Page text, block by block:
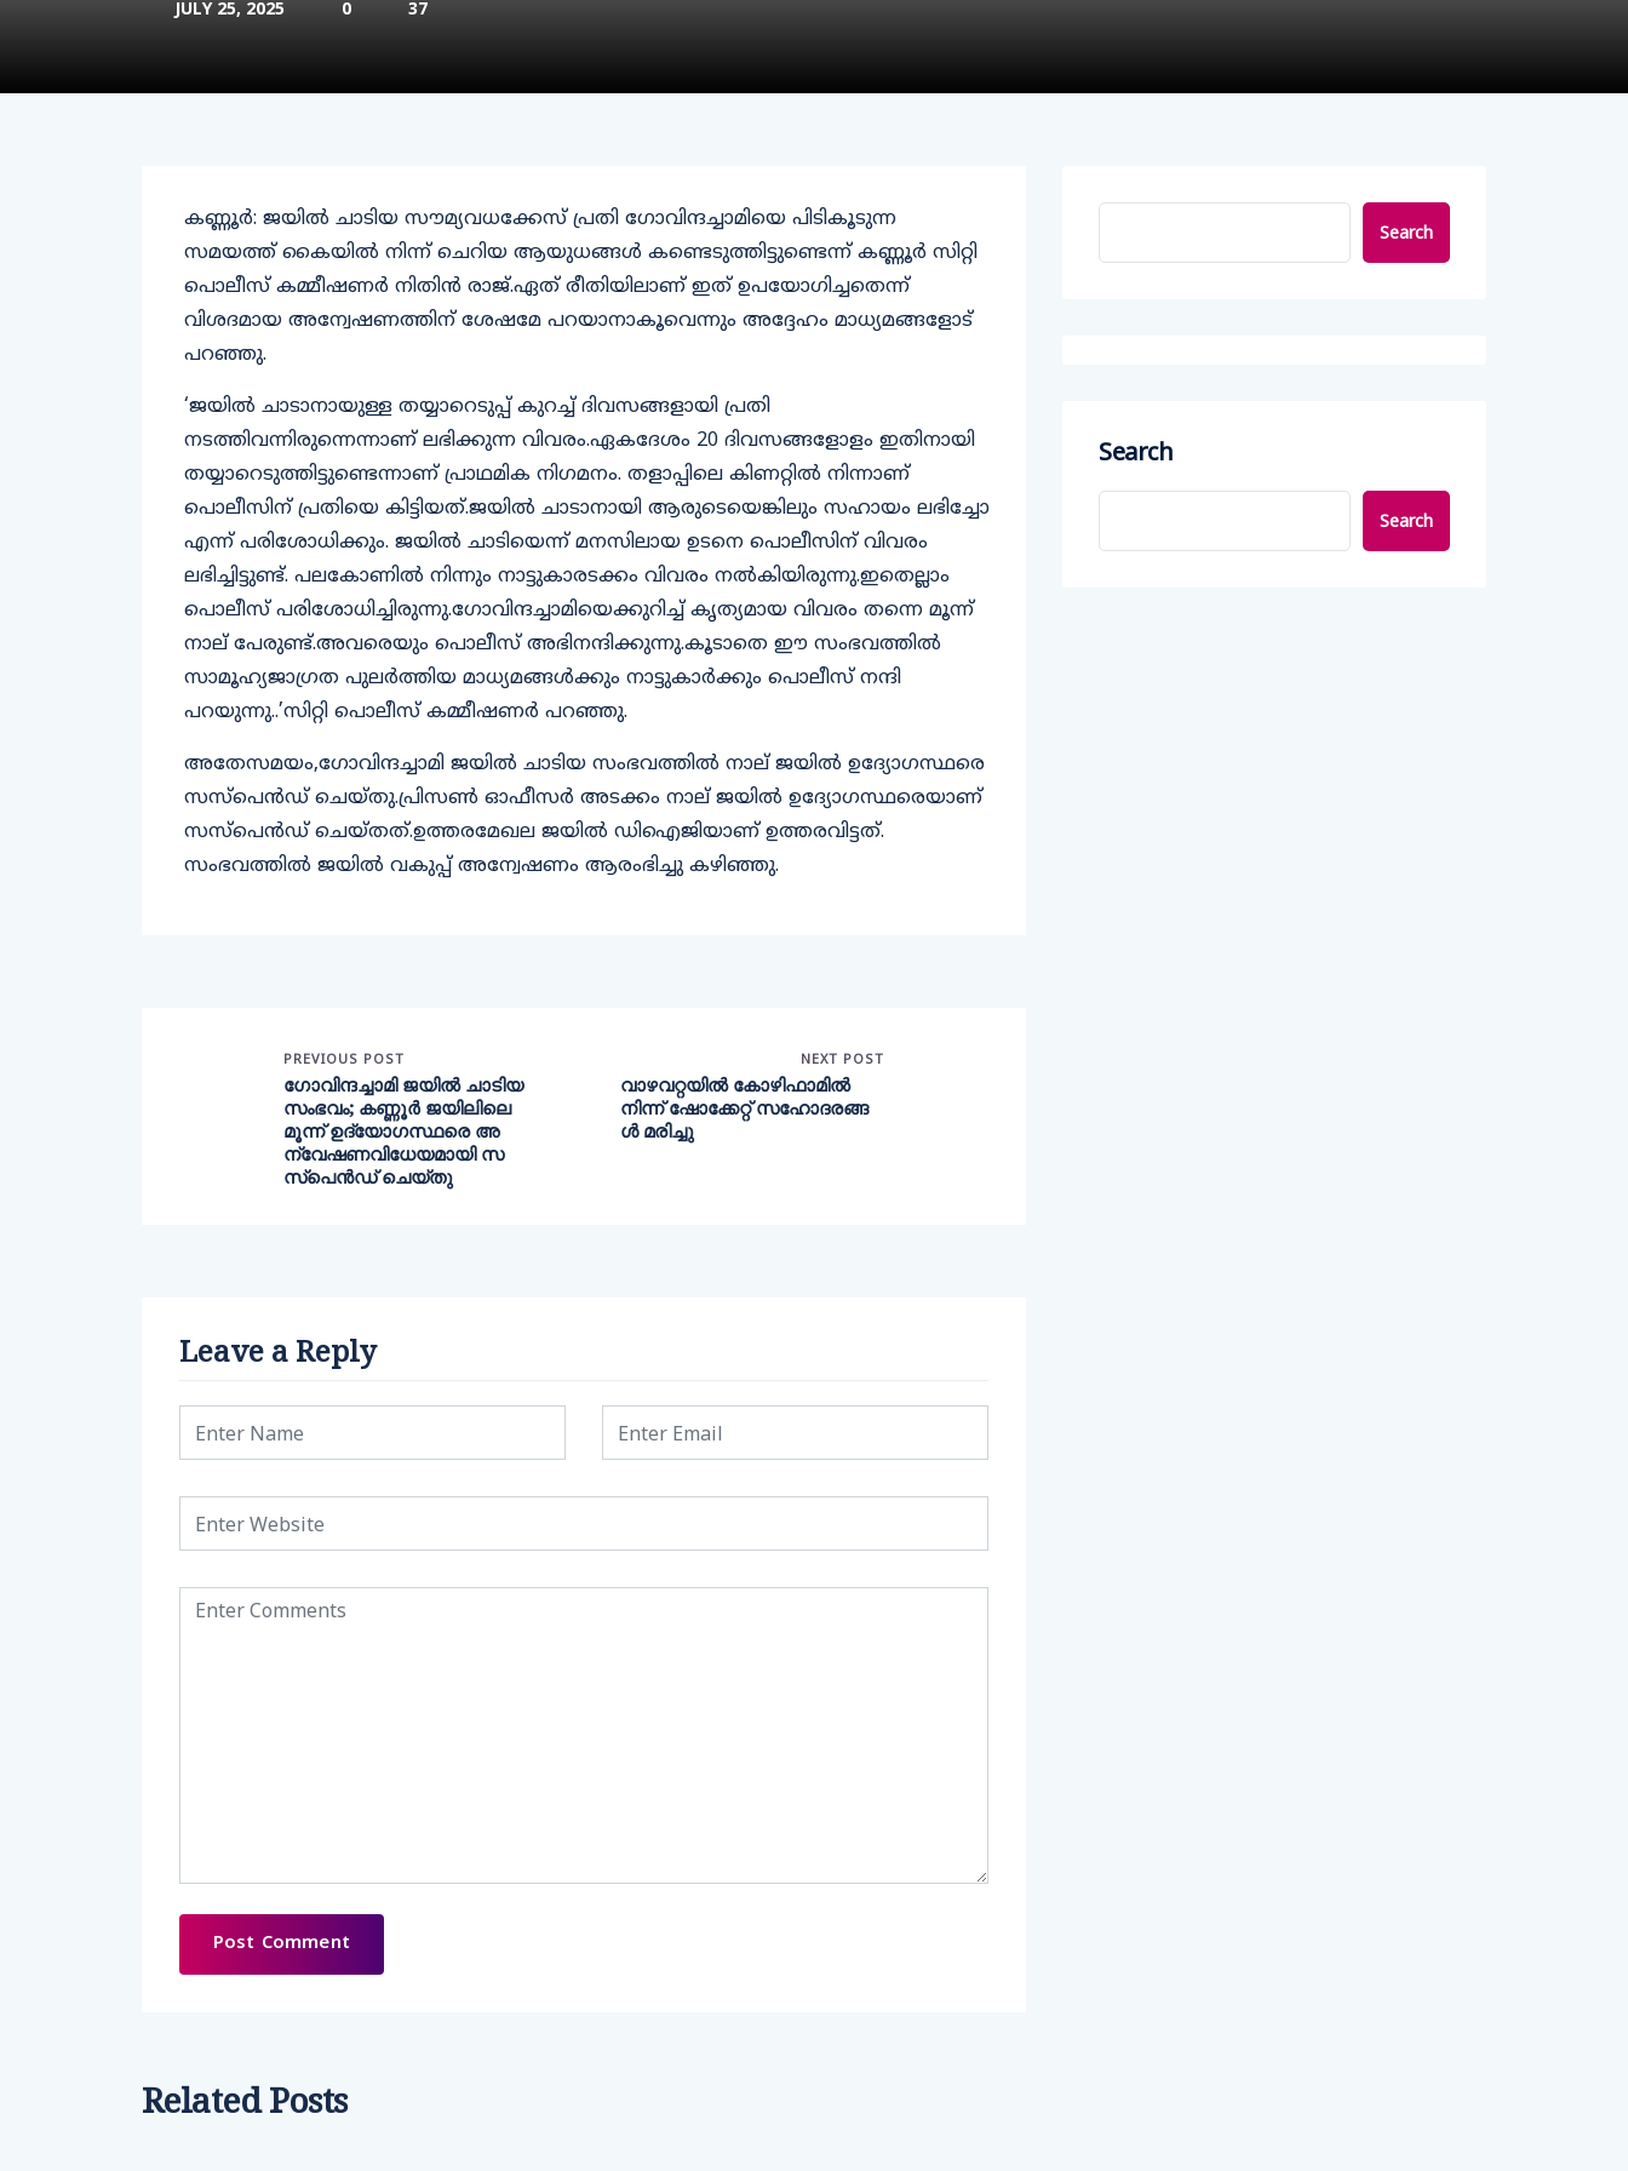
JULY 25, 2025 0 37
കണ്ണൂര്‍: ജയില്‍ ചാടിയ സൗമ്യവധക്കേസ് പ്രതി ഗോവിന്ദച്ചാമിയെ പിടികൂടുന്ന
സമയത്ത് കൈയില്‍ നിന്ന് ചെറിയ ആയുധങ്ങള്‍ കണ്ടെടുത്തിട്ടുണ്ടെന്ന് കണ്ണൂര്‍ സിറ്റി
പൊലീസ് കമ്മീഷണര്‍ നിതിന്‍ രാജ്.ഏത് രീതിയിലാണ് ഇത് ഉപയോഗിച്ചതെന്ന്
വിശദമായ അന്വേഷണത്തിന് ശേഷമേ പറയാനാകൂവെന്നും അദ്ദേഹം മാധ്യമങ്ങളോട്
പറഞ്ഞു.
‘ജയില്‍ ചാടാനായുള്ള തയ്യാറെടുപ്പ് കുറച്ച് ദിവസങ്ങളായി പ്രതി
നടത്തിവന്നിരുന്നെന്നാണ് ലഭിക്കുന്ന വിവരം.ഏകദേശം 20 ദിവസങ്ങളോളം ഇതിനായി
തയ്യാറെടുത്തിട്ടുണ്ടെന്നാണ് പ്രാഥമിക നിഗമനം. തളാപ്പിലെ കിണറ്റില്‍ നിന്നാണ്
പൊലീസിന് പ്രതിയെ കിട്ടിയത്.ജയില്‍ ചാടാനായി ആരുടെയെങ്കിലും സഹായം ലഭിച്ചോ
എന്ന് പരിശോധിക്കും. ജയില്‍ ചാടിയെന്ന് മനസിലായ ഉടനെ പൊലീസിന് വിവരം
ലഭിച്ചിട്ടുണ്ട്. പലകോണില്‍ നിന്നും നാട്ടുകാരടക്കം വിവരം നല്‍കിയിരുന്നു.ഇതെല്ലാം
പൊലീസ് പരിശോധിച്ചിരുന്നു.ഗോവിന്ദച്ചാമിയെക്കുറിച്ച് കൃത്യമായ വിവരം തന്നെ മൂന്ന്
നാല് പേരുണ്ട്.അവരെയും പൊലീസ് അഭിനന്ദിക്കുന്നു.കൂടാതെ ഈ സംഭവത്തില്‍
സാമൂഹ്യജാഗ്രത പുലര്‍ത്തിയ മാധ്യമങ്ങള്‍ക്കും നാട്ടുകാര്‍ക്കും പൊലീസ് നന്ദി
പറയുന്നു..’സിറ്റി പൊലീസ് കമ്മീഷണര്‍ പറഞ്ഞു.
അതേസമയം,ഗോവിന്ദച്ചാമി ജയില്‍ ചാടിയ സംഭവത്തില്‍ നാല് ജയില്‍ ഉദ്യോഗസ്ഥരെ
സസ്‌പെന്‍ഡ് ചെയ്തു.പ്രിസണ്‍ ഓഫീസര്‍ അടക്കം നാല് ജയില്‍ ഉദ്യോഗസ്ഥരെയാണ്
സസ്‌പെന്‍ഡ് ചെയ്തത്.ഉത്തരമേഖല ജയില്‍ ഡിഐജിയാണ് ഉത്തരവിട്ടത്.
സംഭവത്തില്‍ ജയില്‍ വകുപ്പ് അന്വേഷണം ആരംഭിച്ചു കഴിഞ്ഞു.
PREVIOUS POST
ഗോവിന്ദച്ചാമി ജയിൽ ചാടിയ
സംഭവം; കണ്ണൂർ ജയിലിലെ
മൂന്ന് ഉദ്യോഗസ്ഥരെ അ
ന്വേഷണവിധേയമായി സ
സ്‌പെൻഡ് ചെയ്തു
NEXT POST
വാഴവറ്റയില്‍ കോഴിഫാമില്‍
നിന്ന് ഷോക്കേറ്റ് സഹോദരങ്ങ
ള്‍ മരിച്ചു
Leave a Reply
Search
Search
Search
Related Posts